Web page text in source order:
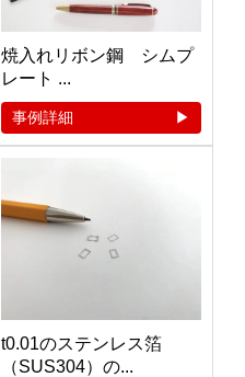
焼入れリボン鋼 シムプ
レート ...
事例詳細
t0.01のステンレス箔
（SUS304）の...